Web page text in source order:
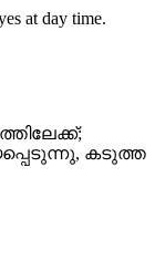
at day time.
കടുത്ത